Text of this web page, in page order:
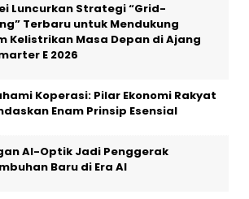
Luncurkan Strategi “Grid-
Terbaru untuk Mendukung
Kelistrikan Masa Depan di Ajang
E 2026
Koperasi: Pilar Ekonomi Rakyat
Enam Prinsip Esensial
AI-Optik Jadi Penggerak
Baru di Era AI